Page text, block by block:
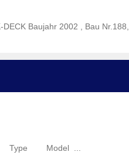
Baujahr 2002 , Bau Nr.188,
Type Model ...